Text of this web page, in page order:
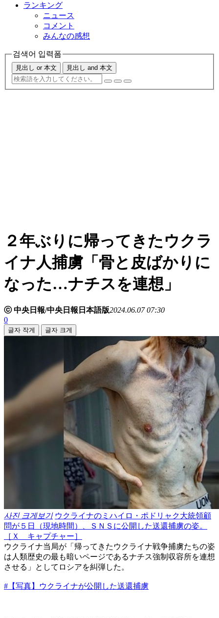
ランキング
ニュース
コメント
みんなの感想
검색어 입력폼
見出し or 本文 見出し and 本文
２年ぶりに帰ってきたウクラ
イナ人捕虜「骨と皮ばかりに
なった…ナチスを連想」
ⓒ 中央日報/中央日報日本語版2024.06.07 07:30
0
글자 작게 글자 크게
사진 크게보기 ウクライナのミハイロ・ポドリャク大統領顧
問が５日（現地時間）、ＳＮＳに公開した送還捕虜の姿。
［Ｘ キャプチャー］
ウクライナ当局が「帰ってきたウクライナ戦争捕虜たちの姿
は人類歴史の最も暗いページであるナチス強制収容所を連想
させる」としてロシアを糾弾した。
#【写真】ウクライナが公開した送還捕虜